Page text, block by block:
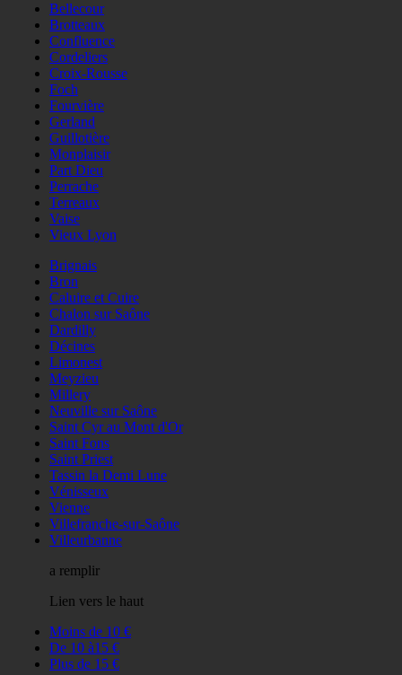
Bellecour
Brotteaux
Confluence
Cordeliers
Croix-Rousse
Foch
Fourvière
Gerland
Guillotière
Monplaisir
Part Dieu
Perrache
Terreaux
Vaise
Vieux Lyon
Brignais
Bron
Caluire et Cuire
Chalon sur Saône
Dardilly
Décines
Limonest
Meyzieu
Millery
Neuville sur Saône
Saint Cyr au Mont d'Or
Saint Fons
Saint Priest
Tassin la Demi Lune
Vénisseux
Vienne
Villefranche-sur-Saône
Villeurbanne
a remplir
Lien vers le haut
Moins de 10 €
De 10 à15 €
Plus de 15 €